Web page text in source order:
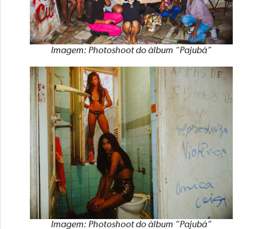
Imagem: Photoshoot do álbum “Pajubá”
Imagem: Photoshoot do álbum “Pajubá”